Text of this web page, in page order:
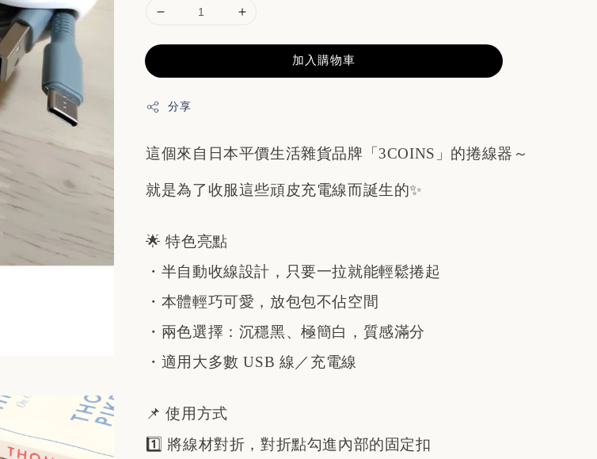
加入購物車
分享
這個來自日本平價生活雜貨品牌「3COINS」的捲線器～
就是為了收服這些頑皮充電線而誕生的✨
🌟 特色亮點
・半自動收線設計，只要一拉就能輕鬆捲起
・本體輕巧可愛，放包包不佔空間
・兩色選擇：沉穩黑、極簡白，質感滿分
・適用大多數 USB 線／充電線
📌 使用方式
1️⃣ 將線材對折，對折點勾進內部的固定扣